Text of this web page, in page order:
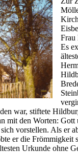
Es
war, stiftete
mit den Worten:
vorstellen. Als er
er die
Urkunde ohne